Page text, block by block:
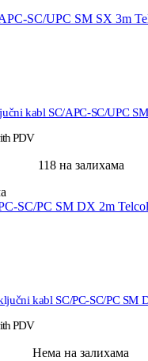
kabl SC/APC-SC/UPC
PDV
118 на залихама
kabl SC/PC-SC/PC SM
PDV
Нема на залихама